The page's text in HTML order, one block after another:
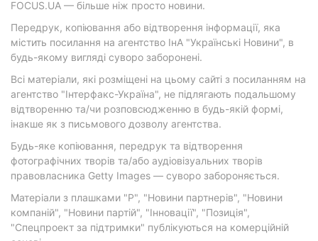
FOCUS.UA — більше ніж просто новини.
Передрук, копіювання або відтворення інформації, яка
містить посилання на агентство ІнА "Українські Новини", в
будь-якому вигляді суворо заборонені.
Всі матеріали, які розміщені на цьому сайті з посиланням на
агентство "Інтерфакс-Україна", не підлягають подальшому
відтворенню та/чи розповсюдженню в будь-якій формі,
інакше як з письмового дозволу агентства.
Будь-яке копіювання, передрук та відтворення
фотографічних творів та/або аудіовізуальних творів
правовласника Getty Images — суворо забороняється.
Матеріали з плашками "Р", "Новини партнерів", "Новини
компаній", "Новини партій", "Інновації", "Позиція",
"Спецпроект за підтримки" публікуються на комерційній